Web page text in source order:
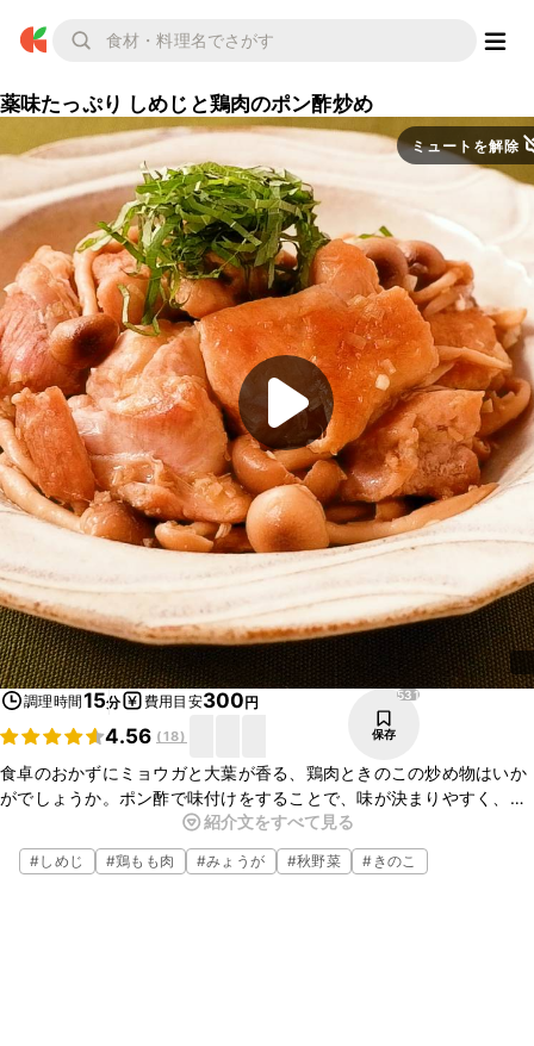
薬味たっぷり しめじと鶏肉のポン酢炒め
ミュートを解除
調理時間15分 費用目安300円
4.56 (18)
531
保存
食卓のおかずにミョウガと大葉が香る、鶏肉ときのこの炒め物はいか
がでしょうか。ポン酢で味付けをすることで、味が決まりやすく、お
手軽に作れる一品です。刻んで入れた薬味がとてもよく合い、どんど
んとお箸が進みますよ。ぜひお試しくださいね。
紹介文をすべて見る
#しめじ #鶏もも肉 #みょうが #秋野菜 # きのこ